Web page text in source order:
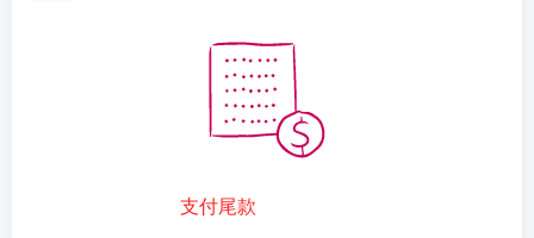
支付尾款